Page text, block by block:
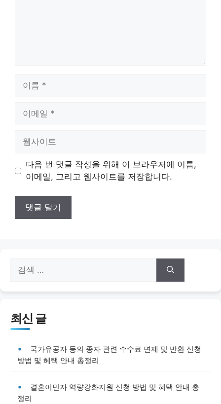
트
다음 번 댓글 작성을 위해 이 브라우저에 이름,
이메일, 그리고 웹사이트를 저장합니다.
색:
최신 글
국가유공자 등의 종자 관련 수수료 면제 및 반환 신청
방법 및 혜택 안내 총정리
결혼이민자 역량강화지원 신청 방법 및 혜택 안내 총
정리